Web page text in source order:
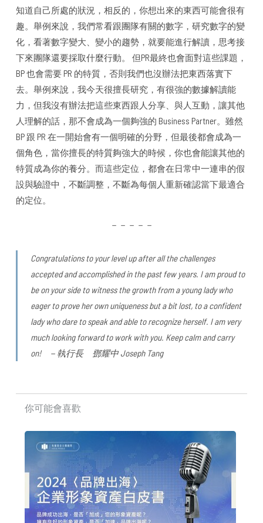
知道自己所處的狀況，相反的，你想出來的東西可能會很有
趣。舉例來說，我們常看跟團隊有關的數字，研究數字的變
化，看著數字變大、變小的趨勢，就要能進行解讀，思考接
下來團隊還要採取什麼行動。 但PR最終也會面對這些課題，
BP 也會需要 PR 的特質，否則我們也沒辦法把東西落實下
去。舉例來說，我今天很擅長研究，有很強的數據解讀能
力，但我沒有辦法把這些東西跟人分享、與人互動，讓其他
人理解的話，那不會成為一個夠強的 Business Partner。雖然
BP 跟 PR 在一開始會有一個明確的分野，但最後都會成為一
個角色，當你擅長的特質夠強大的時候，你也會能讓其他的
特質成為你的養分。而這些定位，都會在日常中一連串的假
設與驗證中，不斷調整，不斷為每個人重新確認當下最適合
的定位。
－－－－－
Congratulations to your level up after all the challenges
accepted and accomplished in the past few years.​ ​I am proud to
be on your side to witness the growth from a young lady who
eager to prove her own uniqueness but a bit lost, to a confident
lady who dare to speak and able to recognize herself.​ I am very
much looking forward to work with you.​ Keep calm and carry
on!
－執行長 鄧耀中 Joseph Tang
你可能會喜歡